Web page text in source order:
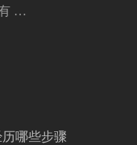
…
哪些步骤